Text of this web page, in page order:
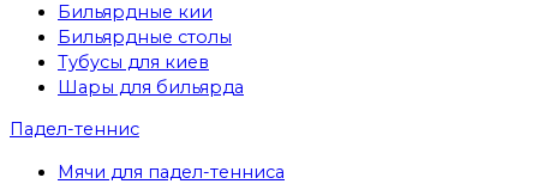
Бильярдные кии
Бильярдные столы
Тубусы для киев
Шары для бильярда
Падел-теннис
Мячи для падел-тенниса